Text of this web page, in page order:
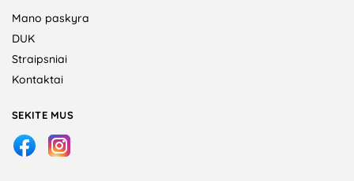
Mano paskyra
DUK
Straipsniai
Kontaktai
SEKITE MUS